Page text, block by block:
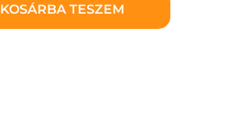
KOSÁRBA TESZEM